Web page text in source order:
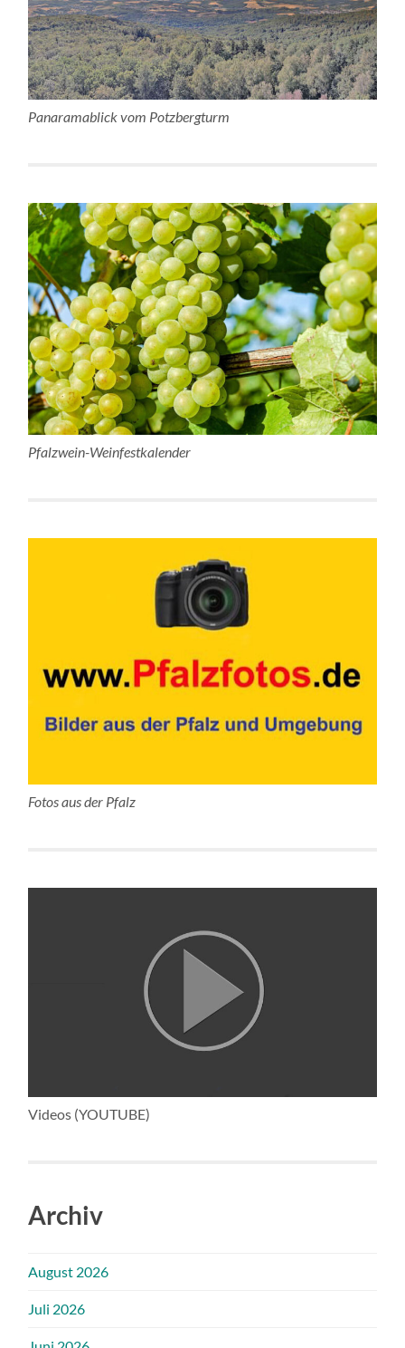
Panaramablick vom Potzbergturm
Pfalzwein-Weinfestkalender
Fotos aus der Pfalz
Videos (YOUTUBE)
Archiv
August 2026
Juli 2026